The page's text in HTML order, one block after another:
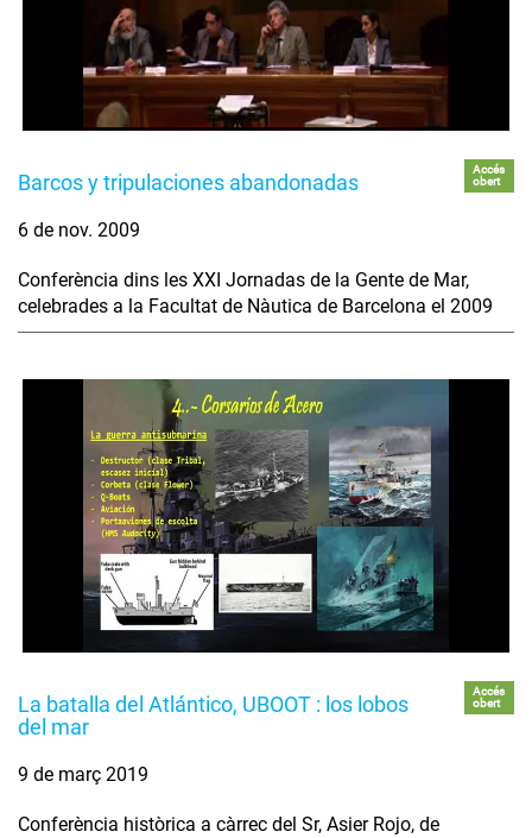
Barcos y tripulaciones abandonadas
Accés
obert
6 de nov. 2009
Conferència dins les XXI Jornadas de la Gente de Mar,
celebrades a la Facultat de Nàutica de Barcelona el 2009
La batalla del Atlántico, UBOOT : los lobos
del mar
Accés
obert
9 de març 2019
Conferència històrica a càrrec del Sr, Asier Rojo, de